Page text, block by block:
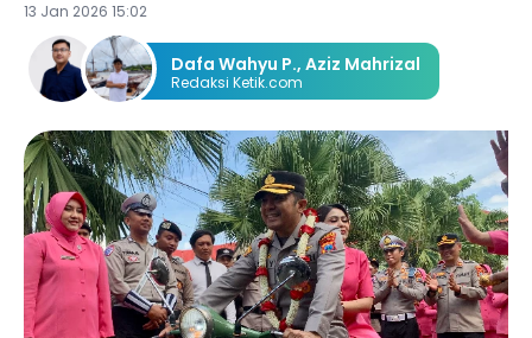
13 Jan 2026 15:02
Dafa Wahyu P., Aziz Mahrizal
Redaksi Ketik.com